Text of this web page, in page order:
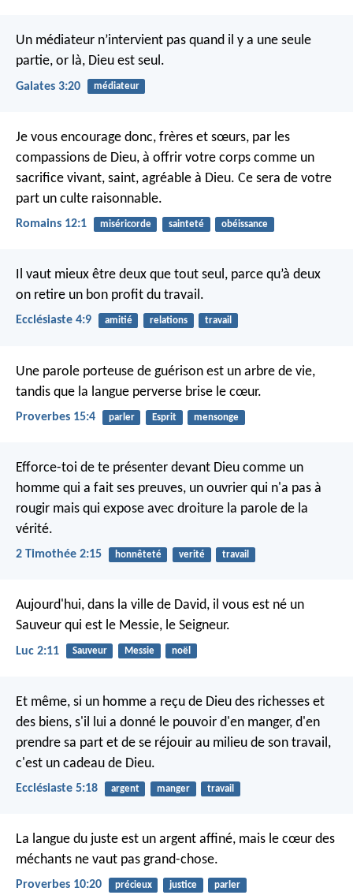
Un médiateur n’intervient pas quand il y a une seule
partie, or là, Dieu est seul.
Galates 3:20 médiateur
Je vous encourage donc, frères et sœurs, par les
compassions de Dieu, à offrir votre corps comme un
sacrifice vivant, saint, agréable à Dieu. Ce sera de votre
part un culte raisonnable.
Romains 12:1 miséricorde sainteté obéissance
Il vaut mieux être deux que tout seul, parce qu’à deux
on retire un bon profit du travail.
Ecclésiaste 4:9 amitié relations travail
Une parole porteuse de guérison est un arbre de vie,
tandis que la langue perverse brise le cœur.
Proverbes 15:4 parler Esprit mensonge
Efforce-toi de te présenter devant Dieu comme un
homme qui a fait ses preuves, un ouvrier qui n'a pas à
rougir mais qui expose avec droiture la parole de la
vérité.
2 Timothée 2:15 honnêteté verité travail
Aujourd'hui, dans la ville de David, il vous est né un
Sauveur qui est le Messie, le Seigneur.
Luc 2:11 Sauveur Messie noël
Et même, si un homme a reçu de Dieu des richesses et
des biens, s'il lui a donné le pouvoir d'en manger, d'en
prendre sa part et de se réjouir au milieu de son travail,
c'est un cadeau de Dieu.
Ecclésiaste 5:18 argent manger travail
La langue du juste est un argent affiné, mais le cœur des
méchants ne vaut pas grand-chose.
Proverbes 10:20 précieux justice parler